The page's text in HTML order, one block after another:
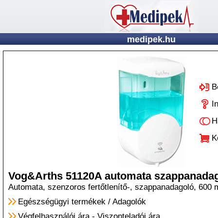
medipek.hu
Vog&Arths 51120A automata
Automata, szenzoros fertőtlenítő-, szappanadagoló, 600
Egészségügyi termékek/ Adagolók